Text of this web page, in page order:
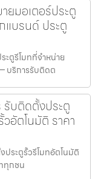
ยมอเตอร์ประตู
แบรนด์ ประตู
ะตูรีโมทที่จำหน่าย
บริการรับติดต
บติดตั้งประตู
อัตโนมัติ ราคา
ระตูรั้วรีโมทอัตโนมัติ
ทุกชน